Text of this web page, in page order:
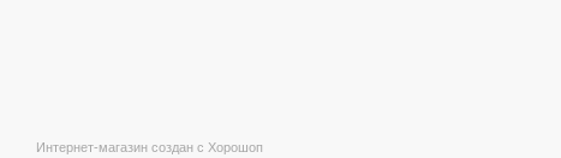
Интернет-магазин создан с Хорошоп